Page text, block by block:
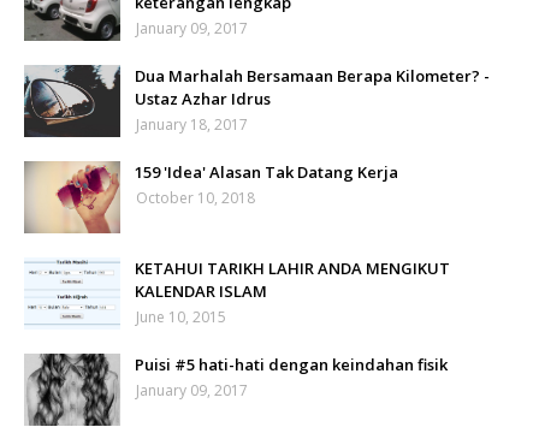
January 09, 2017
Dua Marhalah Bersamaan Berapa Kilometer? -
Ustaz Azhar Idrus
January 18, 2017
159 'Idea' Alasan Tak Datang Kerja
October 10, 2018
KETAHUI TARIKH LAHIR ANDA MENGIKUT
KALENDAR ISLAM
June 10, 2015
Puisi #5 hati-hati dengan keindahan fisik
January 09, 2017